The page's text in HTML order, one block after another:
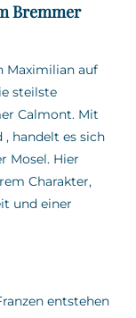
Bremmer
Maximilian auf
steilste
Calmont. Mit
, handelt es sich
Mosel. Hier
Charakter,
und einer
entstehen